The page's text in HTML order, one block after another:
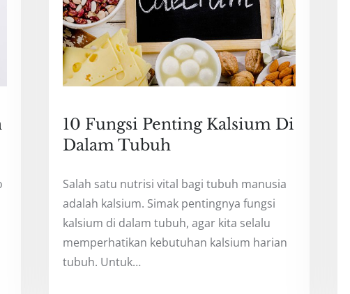
10 Fungsi Penting Kalsium Di
Dalam Tubuh
Salah satu nutrisi vital bagi tubuh manusia
adalah kalsium. Simak pentingnya fungsi
kalsium di dalam tubuh, agar kita selalu
memperhatikan kebutuhan kalsium harian
tubuh. Untuk…